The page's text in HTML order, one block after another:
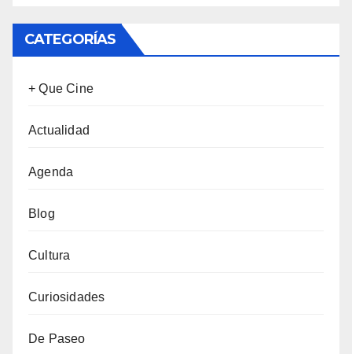
CATEGORÍAS
+ Que Cine
Actualidad
Agenda
Blog
Cultura
Curiosidades
De Paseo